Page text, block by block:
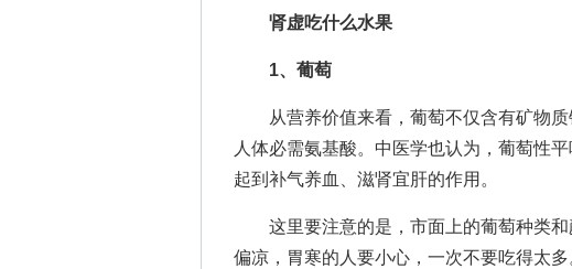
肾虚吃什么水果
1、葡萄
从营养价值来看，葡萄不仅含有矿物质
人体必需氨基酸。中医学也认为，葡萄性
起到补气养血、滋肾宜肝的作用。
这里要注意的是，市面上的葡萄种类和
偏凉，胃寒的人要小心，一次不要吃得太多